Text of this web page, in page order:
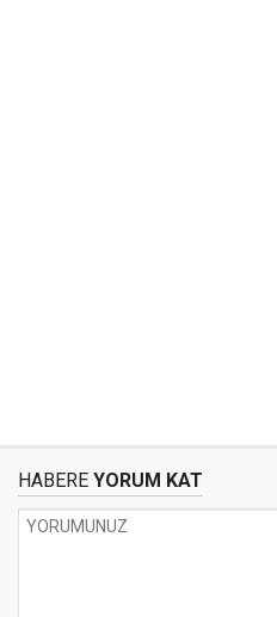
HABERE YORUM KAT